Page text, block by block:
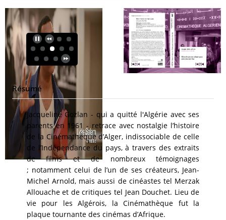
Résumé
Jacqueline Gozlan - qui a quitté l'Algérie avec ses
parents en 1961 - retrace avec nostalgie l’histoire
de la Cinémathèque d’Alger, indissociable de celle
de l’Indépendance du pays, à travers des extraits
de films et de nombreux témoignages
; notamment celui de l’un de ses créateurs, Jean-
Michel Arnold, mais aussi de cinéastes tel Merzak
Allouache et de critiques tel Jean Douchet. Lieu de
vie pour les Algérois, la Cinémathèque fut la
plaque tournante des cinémas d’Afrique.